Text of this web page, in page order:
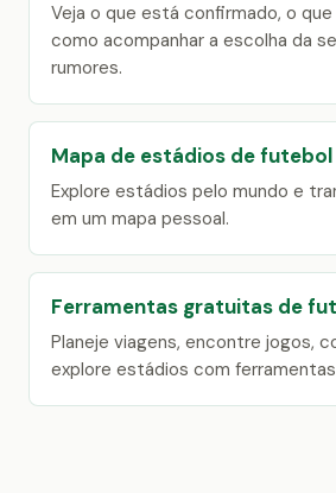
Veja o que está confirmado, o
como acompanhar a escolha da
rumores.
Mapa de estádios de futebol
Explore estádios pelo mundo e
em um mapa pessoal.
Ferramentas gratuitas de
Planeje viagens, encontre jogos,
explore estádios com